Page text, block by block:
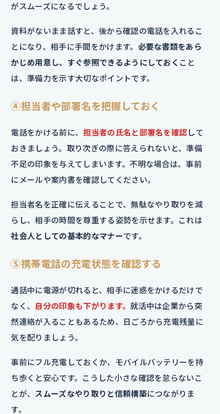
がスムーズになるでしょう。
資料がないまま話すと、後から確認の電話を入れるこ
とになり、相手に手間をかけます。 必要な書類をあら
かじめ用意し、すぐ参照できるようにしておく こと
は、準備力を示す大切なポイントです。
④担当者や部署名を把握しておく
電話をかける前に、 担当者の氏名と部署名を確認 して
おきましょう。取り次ぎの際に答えられないと、準備
不足の印象を与えてしまいます。不明な場合は、事前
にメールや案内書を確認してください。
担当者名を正確に伝えることで、無駄なやり取りを減
らし、相手の時間を尊重する姿勢を示せます。これは
社会人としての基本的なマナーです。
⑤携帯電話の充電状態を確認する
通話中に電源が切れると、相手に迷惑をかけるだけで
なく、 自分の印象も下がります。就活中は企業から突
然連絡が入ることもあるため、日ごろから充電残量に
気を配りましょう。
事前にフル充電しておくか、モバイルバッテリーを持
ち歩くと安心です。こうした小さな確認を怠らないこ
とが、 スムーズなやり取りと信頼構築につながりま
す。